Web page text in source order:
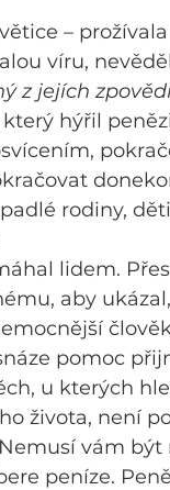
–
víru,
z jejích
hýřil
rodiny,
lidem.
aby
pomoc
u kterých
života, není
vám
peníze.